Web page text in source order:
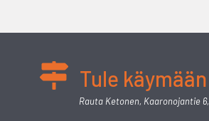
Tule käymään
Rauta Ketonen, Kaaronojantie